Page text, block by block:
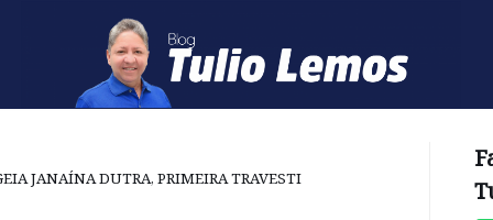
JANAÍNA DUTRA, PRIMEIRA TRAVESTI